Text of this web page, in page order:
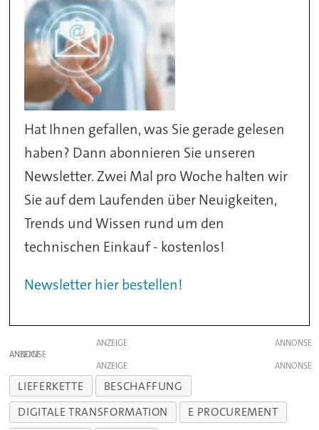
Hat Ihnen gefallen, was Sie gerade gelesen
haben? Dann abonnieren Sie unseren
Newsletter. Zwei Mal pro Woche halten wir
Sie auf dem Laufenden über Neuigkeiten,
Trends und Wissen rund um den
technischen Einkauf - kostenlos!
Newsletter hier bestellen!
ANZEIGE
ANZEIGE
ANZEIGE
LIEFERKETTE
BESCHAFFUNG
DIGITALE TRANSFORMATION
E PROCUREMENT